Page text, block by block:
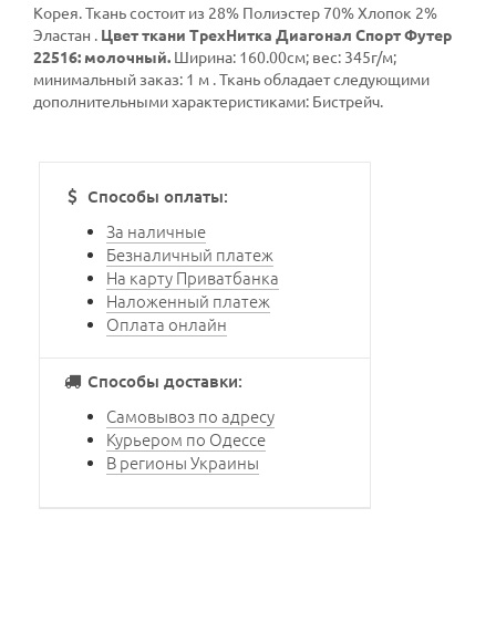
Корея. Ткань состоит из 28% Полиэстер 70% Хлопок 2%
Эластан . Цвет ткани ТрехНитка Диагонал Спорт Футер
22516: молочный. Ширина: 160.00см; вес: 345г/м;
минимальный заказ: 1 м . Ткань обладает следующими
дополнительными характеристиками: Бистрейч.
Способы оплаты:
За наличные
Безналичный платеж
На карту Приватбанка
Наложенный платеж
Оплата онлайн
Способы доставки:
Cамовывоз по адресу
Курьером по Одессе
В регионы Украины